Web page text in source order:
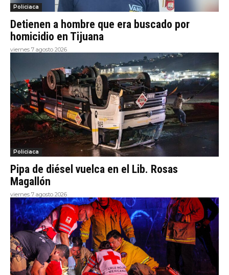
Policiaca
Detienen a hombre que era buscado por
homicidio en Tijuana
viernes 7 agosto 2026
Policiaca
Pipa de diésel vuelca en el Lib. Rosas
Magallón
viernes 7 agosto 2026